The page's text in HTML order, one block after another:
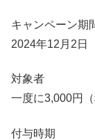
キャンペーン期
2024年12月2日
対象者
一度に3,000円
付与時期